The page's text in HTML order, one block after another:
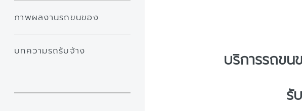
บริการรถขน
รั
ภาพผลงานรถขนของ
บทความรถรับจ้าง